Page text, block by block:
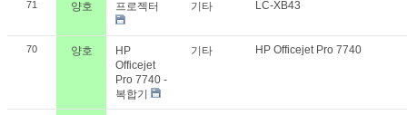
71 양호 프로젝터 기타 LC-XB43
70 양호
HP
Officejet
Pro 7740 -
복합기
기타 HP Officejet Pro 7740